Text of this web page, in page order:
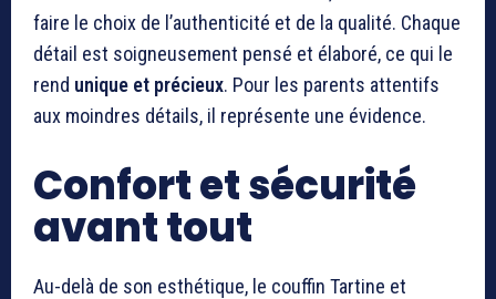
faire le choix de l’authenticité et de la qualité. Chaque
détail est soigneusement pensé et élaboré, ce qui le
rend unique et précieux. Pour les parents attentifs
aux moindres détails, il représente une évidence.
Confort et sécurité
avant tout
Au-delà de son esthétique, le couffin Tartine et